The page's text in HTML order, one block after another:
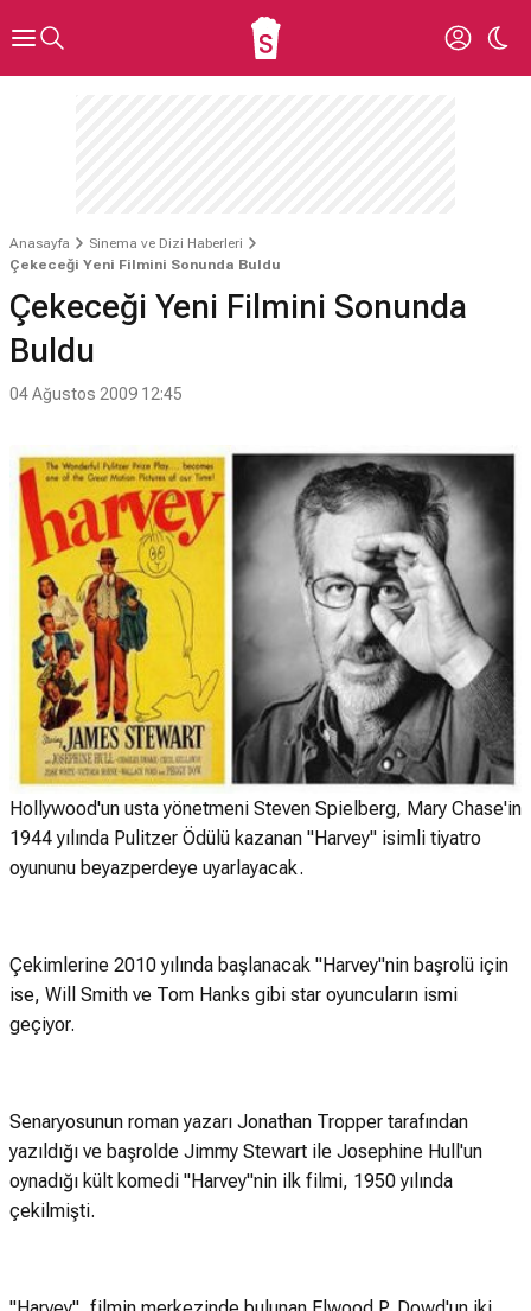
Anasayfa
Sinema ve Dizi Haberleri
Çekeceği Yeni Filmini Sonunda Buldu
Çekeceği Yeni Filmini Sonunda
Buldu
04 Ağustos 2009 12:45
Hollywood'un usta yönetmeni Steven Spielberg, Mary Chase'in
1944 yılında Pulitzer Ödülü kazanan "Harvey" isimli tiyatro
oyununu beyazperdeye uyarlayacak.
Çekimlerine 2010 yılında başlanacak "Harvey"nin başrolü için
ise, Will Smith ve Tom Hanks gibi star oyuncuların ismi
geçiyor.
Senaryosunun roman yazarı Jonathan Tropper tarafından
yazıldığı ve başrolde Jimmy Stewart ile Josephine Hull'un
oynadığı kült komedi "Harvey"nin ilk filmi, 1950 yılında
çekilmişti.